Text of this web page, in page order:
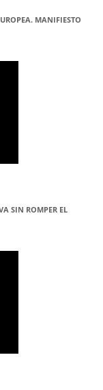
MANIFIESTO
SIN ROMPER EL